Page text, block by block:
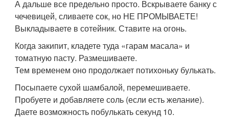
А дальше все предельно просто. Вскрываете банку с
чечевицей, сливаете сок, но НЕ ПРОМЫВАЕТЕ!
Выкладываете в сотейник. Ставите на огонь.
Когда закипит, кладете туда «гарам масала» и
томатную пасту. Размешиваете.
Тем временем оно продолжает потихоньку булькать.
Посыпаете сухой шамбалой, перемешиваете.
Пробуете и добавляете соль (если есть желание).
Даете возможность побулькать секунд 10.